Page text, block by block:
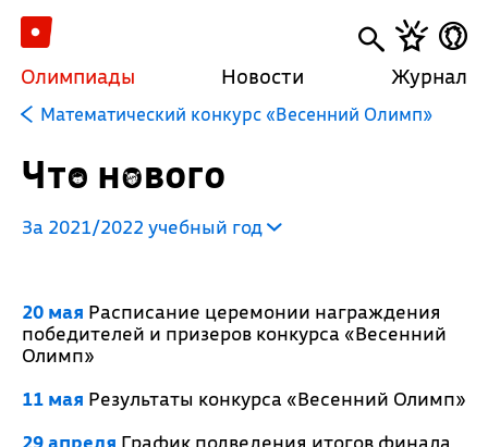
Олимпиады Новости Журнал
Математический конкурс «Весенний Олимп»
Что нового
За 2021/2022 учебный год
20 мая Расписание церемонии награждения
победителей и призеров конкурса «Весенний
Олимп»
11 мая Результаты конкурса «Весенний Олимп»